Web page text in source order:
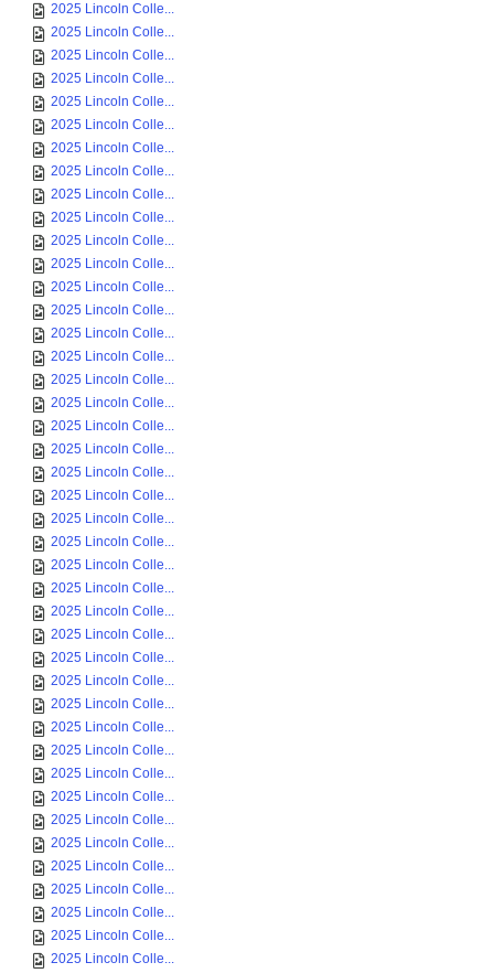
2025 Lincoln Colle...
2025 Lincoln Colle...
2025 Lincoln Colle...
2025 Lincoln Colle...
2025 Lincoln Colle...
2025 Lincoln Colle...
2025 Lincoln Colle...
2025 Lincoln Colle...
2025 Lincoln Colle...
2025 Lincoln Colle...
2025 Lincoln Colle...
2025 Lincoln Colle...
2025 Lincoln Colle...
2025 Lincoln Colle...
2025 Lincoln Colle...
2025 Lincoln Colle...
2025 Lincoln Colle...
2025 Lincoln Colle...
2025 Lincoln Colle...
2025 Lincoln Colle...
2025 Lincoln Colle...
2025 Lincoln Colle...
2025 Lincoln Colle...
2025 Lincoln Colle...
2025 Lincoln Colle...
2025 Lincoln Colle...
2025 Lincoln Colle...
2025 Lincoln Colle...
2025 Lincoln Colle...
2025 Lincoln Colle...
2025 Lincoln Colle...
2025 Lincoln Colle...
2025 Lincoln Colle...
2025 Lincoln Colle...
2025 Lincoln Colle...
2025 Lincoln Colle...
2025 Lincoln Colle...
2025 Lincoln Colle...
2025 Lincoln Colle...
2025 Lincoln Colle...
2025 Lincoln Colle...
2025 Lincoln Colle...